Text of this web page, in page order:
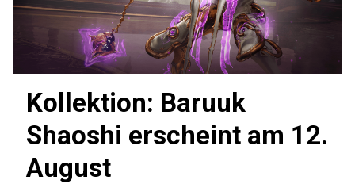
Kollektion: Baruuk
Shaoshi erscheint am 12.
August